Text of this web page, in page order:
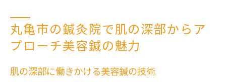
丸亀市の鍼灸院で肌の深部からア
プローチ美容鍼の魅力
肌の深部に働きかける美容鍼の技術